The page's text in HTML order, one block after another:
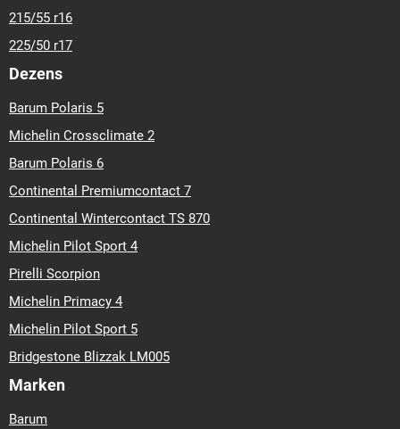
215/55 r16
225/50 r17
Dezens
Barum Polaris 5
Michelin Crossclimate 2
Barum Polaris 6
Continental Premiumcontact 7
Continental Wintercontact TS 870
Michelin Pilot Sport 4
Pirelli Scorpion
Michelin Primacy 4
Michelin Pilot Sport 5
Bridgestone Blizzak LM005
Marken
Barum